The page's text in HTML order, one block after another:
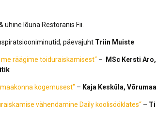
ühine lõuna Restoranis Fii.
päevajuht Triin Muiste
me räägime toiduraiskamisest“ –
MSc Kersti
kogemusest” – Kaja Kesküla,
vähendamine Daily koolisööklates“ –